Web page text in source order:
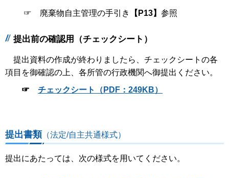
☞ 廃棄物自主管理の手引き 【P13】 参照
提出前の確認用（チェックシート）
提出資料の作成が終わりましたら、チェックシートの各
項目を御確認の上、各所管の行政機関へ御提出ください。
☞ チェックシート（PDF：249KB）
提出書類 （法定/自主共通様式）
提出にあたっては、次の様式を用いてください。